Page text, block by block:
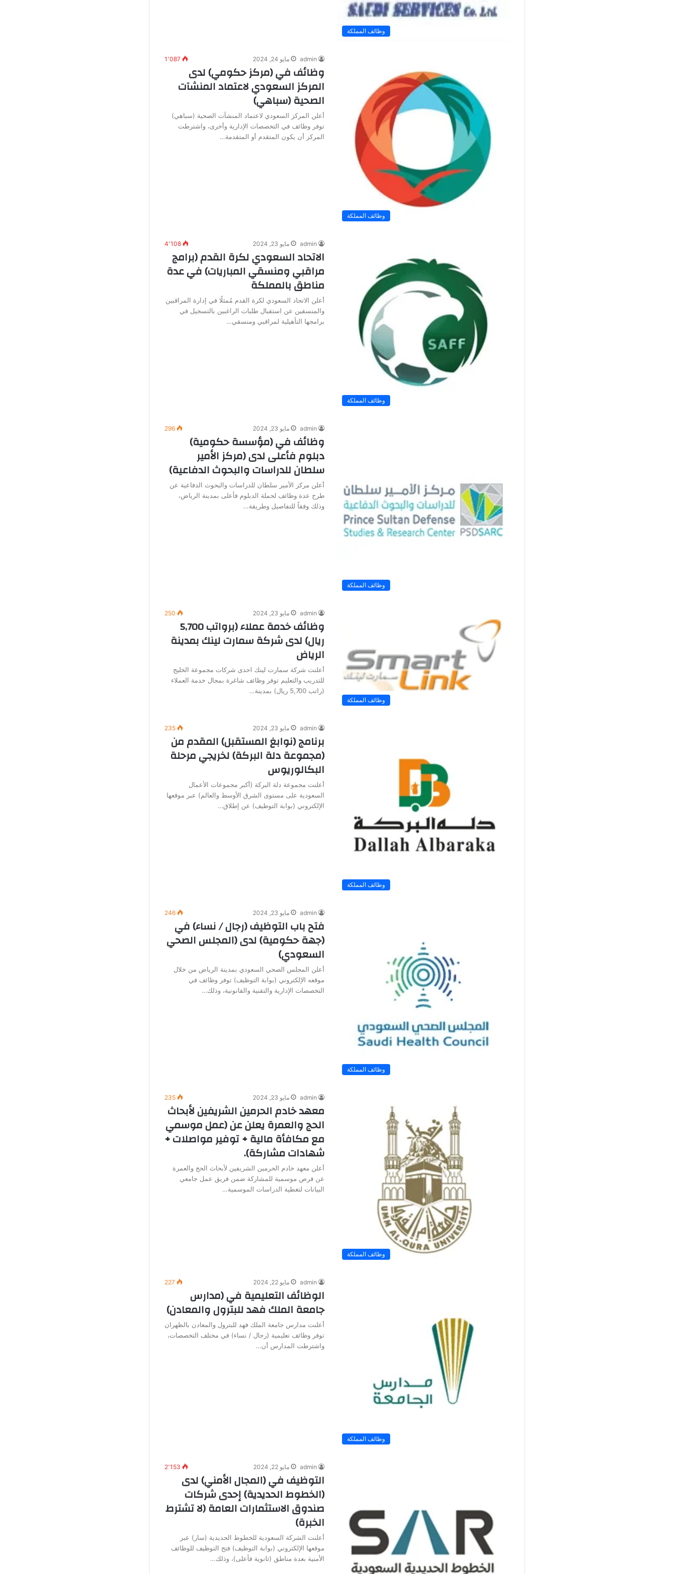
وظائف المملكة
وظائف المملكة
admin مايو 24, 2024 1٬087
وظائف في (مركز حكومي) لدى
المركز السعودي لاعتماد المنشآت
الصحية (سباهي)
أعلن المركز السعودي لاعتماد المنشآت الصحية (سباهي)
توفر وظائف في التخصصات الإدارية وأخرى، واشترطت
المركز أن يكون المتقدم أو المتقدمة…
وظائف المملكة
admin مايو 23, 2024 4٬108
الاتحاد السعودي لكرة القدم (برامج
مراقبي ومنسقي المباريات) في عدة
مناطق بالمملكة
أعلن الاتحاد السعودي لكرة القدم مُمثلًا في إدارة المراقبين
والمنسقين عن استقبال طلبات الراغبين بالتسجيل في
برامجها التأهيلية لمراقبي ومنسقي…
وظائف المملكة
admin مايو 23, 2024 296
وظائف في (مؤسسة حكومية)
دبلوم فأعلى لدى (مركز الأمير
سلطان للدراسات والبحوث الدفاعية)
أعلن مركز الأمير سلطان للدراسات والبحوث الدفاعية عن
طرح عدة وظائف لحملة الدبلوم فأعلى بمدينة الرياض،
وذلك وفقاً للتفاصيل وطريقة…
وظائف المملكة
admin مايو 23, 2024 250
وظائف خدمة عملاء (برواتب 5,700
ريال) لدى شركة سمارت لينك بمدينة
الرياض
أعلنت شركة سمارت لينك احدى شركات مجموعة الخليج
للتدريب والتعليم توفر وظائف شاغرة بمجال خدمة العملاء
(راتب 5,700 ريال) بمدينة…
وظائف المملكة
admin مايو 23, 2024 235
برنامج (نوابغ المستقبل) المقدم من
(مجموعة دلة البركة) لخريجي مرحلة
البكالوريوس
أعلنت مجموعة دلة البركة (أكبر مجموعات الأعمال
السعودية على مستوى الشرق الأوسط والعالم) عبر موقعها
الإلكتروني (بوابة التوظيف) عن إطلاق…
وظائف المملكة
admin مايو 23, 2024 246
فتح باب التوظيف (رجال / نساء) في
(جهة حكومية) لدى (المجلس الصحي
السعودي)
أعلن المجلس الصحي السعودي بمدينة الرياض من خلال
موقعه الإلكتروني (بوابة التوظيف) توفر وظائف في
التخصصات الإدارية والتقنية والقانونية، وذلك…
وظائف المملكة
admin مايو 23, 2024 235
معهد خادم الحرمين الشريفين لأبحاث
الحج والعمرة يعلن عن (عمل موسمي
مع مكافأة مالية + توفير مواصلات +
شهادات مشاركة).
أعلن معهد خادم الحرمين الشريفين لأبحاث الحج والعمرة
عن فرص موسمية للمشاركة ضمن فريق عمل جامعي
البيانات لتغطية الدراسات الموسمية…
وظائف المملكة
admin مايو 22, 2024 227
الوظائف التعليمية في (مدارس
جامعة الملك فهد للبترول والمعادن)
أعلنت مدارس جامعة الملك فهد للبترول والمعادن بالظهران
توفر وظائف تعليمية (رجال / نساء) في مختلف التخصصات،
واشترطت المدارس أن…
admin مايو 22, 2024 2٬153
التوظيف في (المجال الأمني) لدى
(الخطوط الحديدية) إحدى شركات
صندوق الاستثمارات العامة (لا تشترط
الخبرة)
أعلنت الشركة السعودية للخطوط الحديدية (سار) عبر
موقعها الإلكتروني (بوابة التوظيف) فتح التوظيف للوظائف
الأمنية بعدة مناطق (ثانوية فأعلى)، وذلك…